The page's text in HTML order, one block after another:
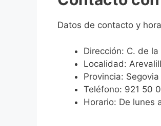
Datos de contacto y
Dirección: C. de
Localidad:
Provincia: Segovia
Teléfono: 921 50
Horario: De lunes